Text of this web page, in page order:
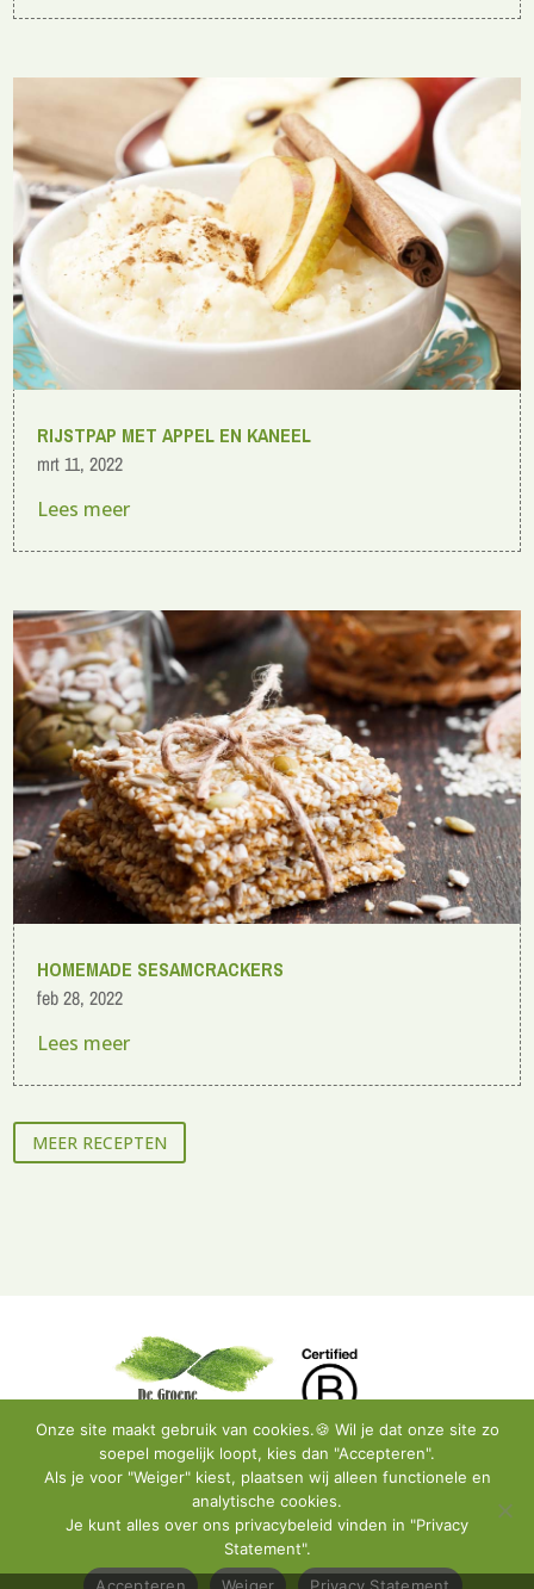
RIJSTPAP MET APPEL EN KANEEL
mrt 11, 2022
Lees meer
HOMEMADE SESAMCRACKERS
feb 28, 2022
Lees meer
MEER RECEPTEN
•Instagram •Facebook
© De Groene Artisanen | All Rights Reserved
Onze site maakt gebruik van cookies.🍪 Wil je dat onze site zo
soepel mogelijk loopt, kies dan "Accepteren".
Als je voor "Weiger" kiest, plaatsen wij alleen functionele en
analytische cookies.
Je kunt alles over ons privacybeleid vinden in "Privacy
Statement".
Accepteren
Weiger Privacy Statement